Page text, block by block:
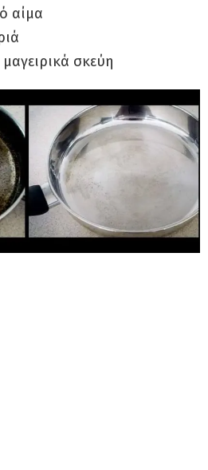
αίμα
σκεύη